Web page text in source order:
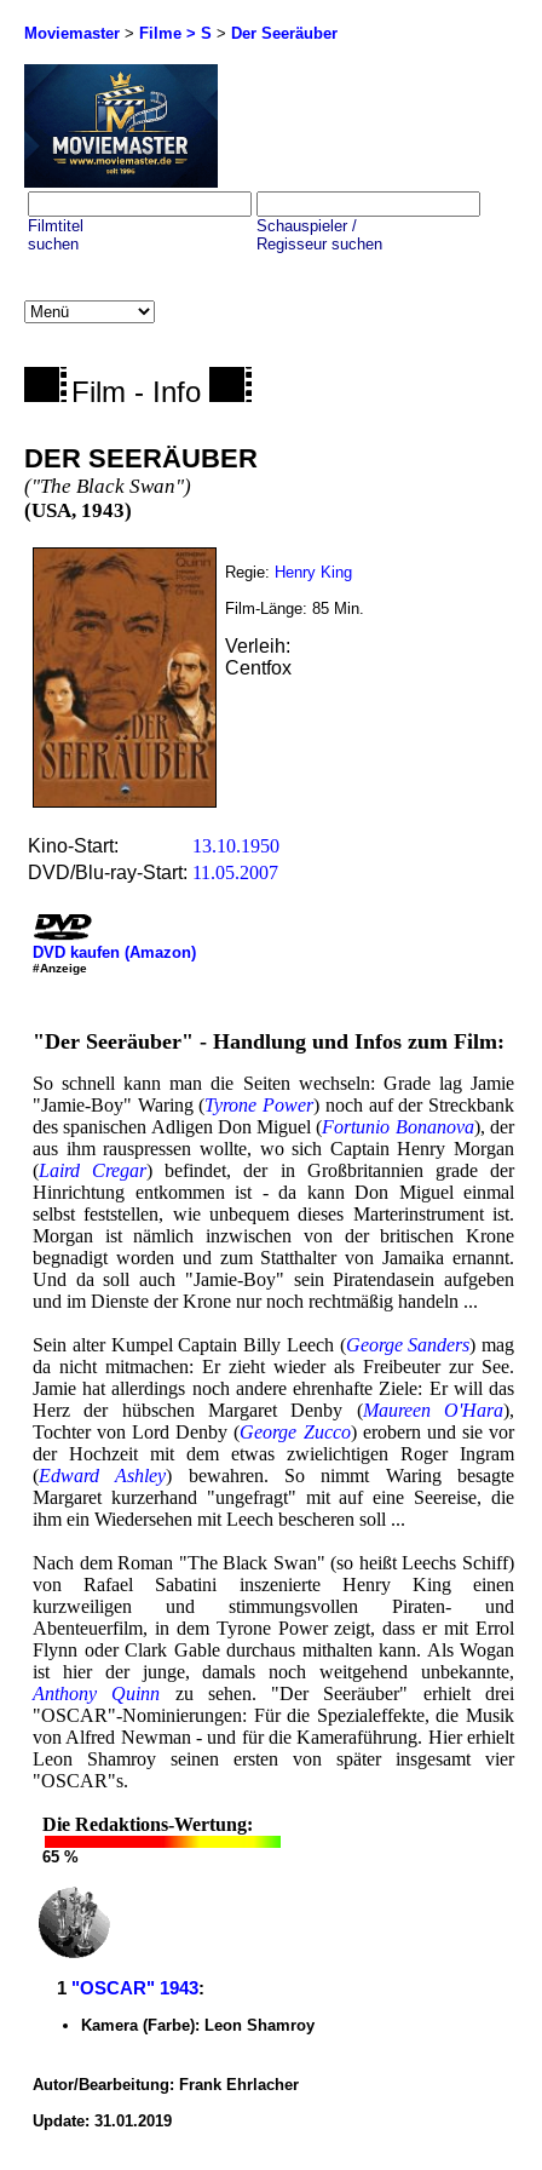
Moviemaster > Filme > S > Der Seeräuber
Filmtitel
suchen
Schauspieler /
Regisseur suchen
Film - Info
DER SEERÄUBER
("The Black Swan")
(USA, 1943)
Regie: Henry King
Film-Länge: 85 Min.
Verleih:
Centfox
Kino-Start:
13.10.1950
DVD/Blu-ray-Start: 11.05.2007
DVD kaufen (Amazon)
#Anzeige
"Der Seeräuber" - Handlung und Infos zum Film:
So schnell kann man die Seiten wechseln: Grade lag Jamie
"Jamie-Boy" Waring (Tyrone Power) noch auf der Streckbank
des spanischen Adligen Don Miguel (Fortunio Bonanova), der
aus ihm rauspressen wollte, wo sich Captain Henry Morgan
(Laird Cregar) befindet, der in Großbritannien grade der
Hinrichtung entkommen ist - da kann Don Miguel einmal
selbst feststellen, wie unbequem dieses Marterinstrument ist.
Morgan ist nämlich inzwischen von der britischen Krone
begnadigt worden und zum Statthalter von Jamaika ernannt.
Und da soll auch "Jamie-Boy" sein Piratendasein aufgeben
und im Dienste der Krone nur noch rechtmäßig handeln ...
Sein alter Kumpel Captain Billy Leech (George Sanders) mag
da nicht mitmachen: Er zieht wieder als Freibeuter zur See.
Jamie hat allerdings noch andere ehrenhafte Ziele: Er will das
Herz der hübschen Margaret Denby (Maureen O'Hara),
Tochter von Lord Denby (George Zucco) erobern und sie vor
der Hochzeit mit dem etwas zwielichtigen Roger Ingram
(Edward Ashley) bewahren. So nimmt Waring besagte
Margaret kurzerhand "ungefragt" mit auf eine Seereise, die
ihm ein Wiedersehen mit Leech bescheren soll ...
Nach dem Roman "The Black Swan" (so heißt Leechs Schiff)
von Rafael Sabatini inszenierte Henry King einen
kurzweiligen und stimmungsvollen Piraten- und
Abenteuerfilm, in dem Tyrone Power zeigt, dass er mit Errol
Flynn oder Clark Gable durchaus mithalten kann. Als Wogan
ist hier der junge, damals noch weitgehend unbekannte,
Anthony Quinn zu sehen. "Der Seeräuber" erhielt drei
"OSCAR"-Nominierungen: Für die Spezialeffekte, die Musik
von Alfred Newman - und für die Kameraführung. Hier erhielt
Leon Shamroy seinen ersten von später insgesamt vier
"OSCAR"s.
Die Redaktions-Wertung:
65 %
1 "OSCAR" 1943:
Kamera (Farbe): Leon Shamroy
Autor/Bearbeitung: Frank Ehrlacher
Update: 31.01.2019